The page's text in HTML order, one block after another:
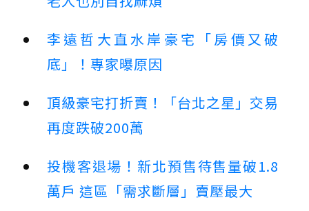
李遠哲大直水岸豪宅「房價又破
底」！專家曝原因
頂級豪宅打折賣！「台北之星」交易
再度跌破200萬
投機客退場！新北預售待售量破1.8
萬戶 這區「需求斷層」賣壓最大